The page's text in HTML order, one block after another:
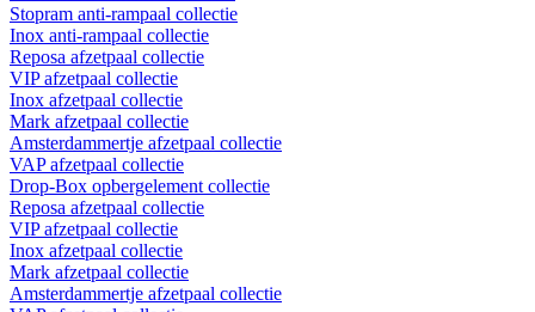
Stopram anti-rampaal collectie
Inox anti-rampaal collectie
Reposa afzetpaal collectie
VIP afzetpaal collectie
Inox afzetpaal collectie
Mark afzetpaal collectie
Amsterdammertje afzetpaal collectie
VAP afzetpaal collectie
Drop-Box opbergelement collectie
Reposa afzetpaal collectie
VIP afzetpaal collectie
Inox afzetpaal collectie
Mark afzetpaal collectie
Amsterdammertje afzetpaal collectie